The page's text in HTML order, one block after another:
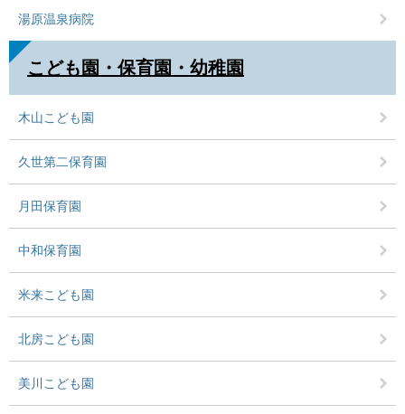
湯原温泉病院
こども園・保育園・幼稚園
木山こども園
久世第二保育園
月田保育園
中和保育園
米来こども園
北房こども園
美川こども園